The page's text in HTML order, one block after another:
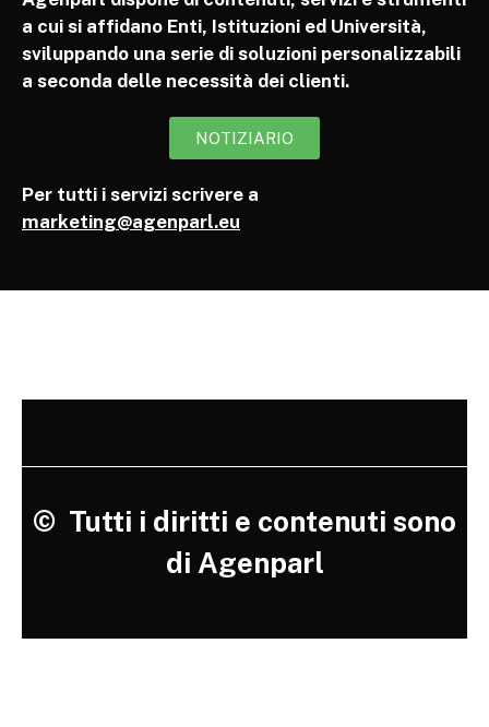
a cui si affidano Enti, Istituzioni ed Università,
sviluppando una serie di soluzioni personalizzabili
a seconda delle necessità dei clienti.
NOTIZIARIO
Per tutti i servizi scrivere a
marketing@agenparl.eu
© Tutti i diritti e contenuti sono
di Agenparl